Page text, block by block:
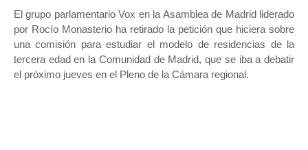
El grupo parlamentario Vox en la Asamblea de Madrid liderado
por Rocío Monasterio ha retirado la petición que hiciera sobre
una comisión para estudiar el modelo de residencias de la
tercera edad en la Comunidad de Madrid, que se iba a debatir
el próximo jueves en el Pleno de la Cámara regional.